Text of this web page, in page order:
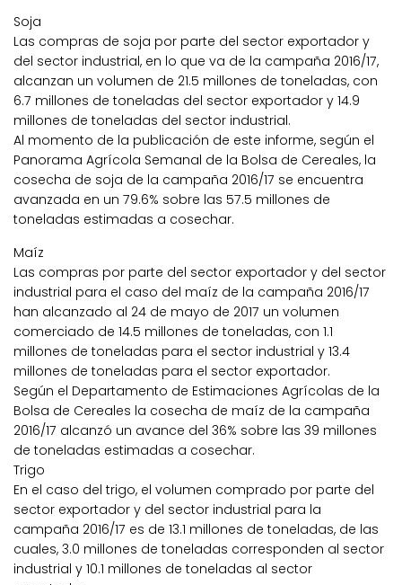
Soja
Las compras de soja por parte del sector exportador y
del sector industrial, en lo que va de la campaña 2016/17,
alcanzan un volumen de 21.5 millones de toneladas, con
6.7 millones de toneladas del sector exportador y 14.9
millones de toneladas del sector industrial.
Al momento de la publicación de este informe, según el
Panorama Agrícola Semanal de la Bolsa de Cereales, la
cosecha de soja de la campaña 2016/17 se encuentra
avanzada en un 79.6% sobre las 57.5 millones de
toneladas estimadas a cosechar.
Maíz
Las compras por parte del sector exportador y del sector
industrial para el caso del maíz de la campaña 2016/17
han alcanzado al 24 de mayo de 2017 un volumen
comerciado de 14.5 millones de toneladas, con 1.1
millones de toneladas para el sector industrial y 13.4
millones de toneladas para el sector exportador.
Según el Departamento de Estimaciones Agrícolas de la
Bolsa de Cereales la cosecha de maíz de la campaña
2016/17 alcanzó un avance del 36% sobre las 39 millones
de toneladas estimadas a cosechar.
Trigo
En el caso del trigo, el volumen comprado por parte del
sector exportador y del sector industrial para la
campaña 2016/17 es de 13.1 millones de toneladas, de las
cuales, 3.0 millones de toneladas corresponden al sector
industrial y 10.1 millones de toneladas al sector